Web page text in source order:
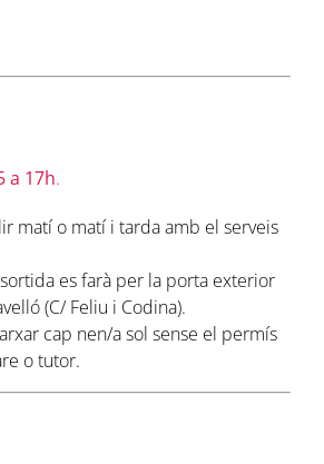
a 17h.
matí o matí i tarda amb el serveis
es farà per la porta exterior
(C/ Feliu i Codina).
cap nen/a sol sense el permís
o tutor.